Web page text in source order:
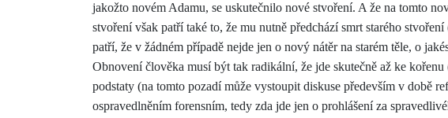
jakožto novém Adamu, se uskutečnilo nové stvoření. A že na tomto
stvoření však patří také to, že mu nutně předchází smrt starého
patří, že v žádném případě nejde jen o nový nátěr na starém těle, o
Obnovení člověka musí být tak radikální, že jde skutečně až ke
podstaty (na tomto pozadí může vystoupit diskuse především v době
ospravedlněním forensním, tedy zda jde jen o prohlášení za